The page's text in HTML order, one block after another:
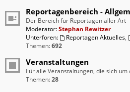
Reportagenbereich -
Der Bereich für Reportagen aller Art
Moderator:Stephan Rewitzer
Unterforen:
Reportagen Aktuelles,
Themen:692
Veranstaltungen
Für alle Veranstaltungen, die sich
Themen:28